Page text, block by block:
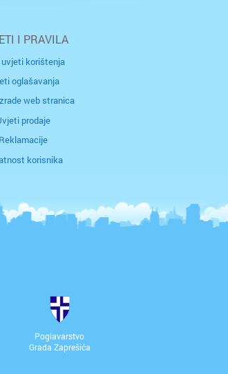
I PRAVILA
uvjeti korištenja
oglašavanja
web stranica
prodaje
Reklamacije
korisnika
Poglavarstvo
Grada Zaprešića